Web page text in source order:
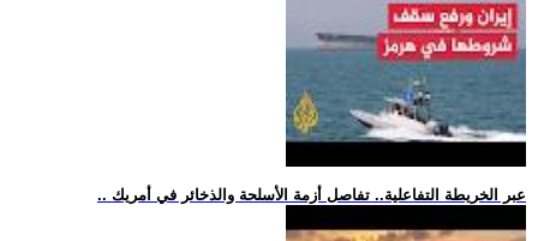
.. عبر الخريطة التفاعلية.. تفاصل أزمة الأسلحة والذخائر في أمريك